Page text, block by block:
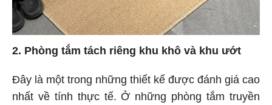
2. Phòng tắm tách riêng khu khô và khu ướt
Đây là một trong những thiết kế được đánh giá cao
nhất về tính thực tế. Ở những phòng tắm truyền